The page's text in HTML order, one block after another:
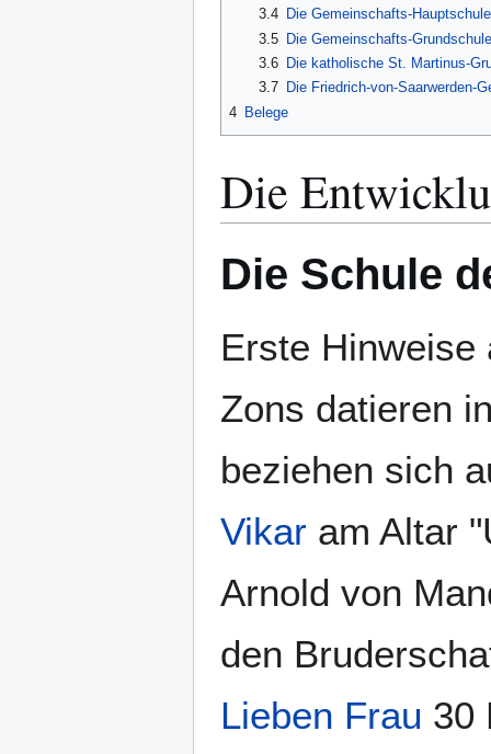
3.4
Die Gemeinschafts-
3.5 Die Gemeinschafts-
3.6
Die katholische St. Martinus-
3.7
Die Friedrich-von-Saarwerden-
4 Belege
Die
Die Schule
Erste Hinweise
Zons datieren
beziehen sich
Vikar am Altar
Arnold von
den
Lieben Frau 30